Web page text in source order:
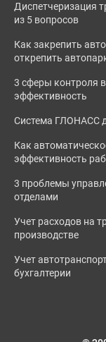
Диспетчеризация
из 5 вопросов
Как закрепить
открепить
3 сферы контроля
эффективность
Система ГЛОНАСС
Как
эффективность
3 проблемы
отделами
Учет расходов на
производстве
Учет
бухгалтерии